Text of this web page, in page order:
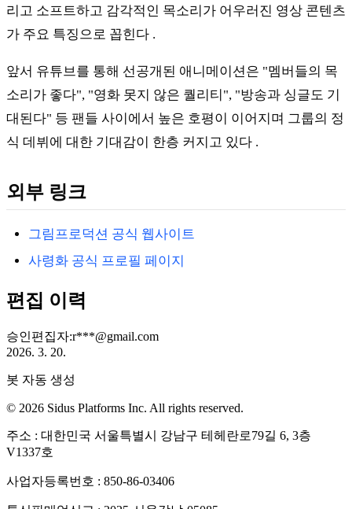
리고 소프트하고 감각적인 목소리가 어우러진 영상 콘텐츠
가 주요 특징으로 꼽힌다 .
앞서 유튜브를 통해 선공개된 애니메이션은 "멤버들의 목
소리가 좋다", "영화 못지 않은 퀄리티", "방송과 싱글도 기
대된다" 등 팬들 사이에서 높은 호평이 이어지며 그룹의 정
식 데뷔에 대한 기대감이 한층 커지고 있다 .
외부 링크
그림프로덕션 공식 웹사이트
사령화 공식 프로필 페이지
편집 이력
승인편집자:r***@gmail.com
2026. 3. 20.
봇 자동 생성
© 2026 Sidus Platforms Inc. All rights reserved.
주소 : 대한민국 서울특별시 강남구 테헤란로79길 6, 3층
V1337호
사업자등록번호 : 850-86-03406